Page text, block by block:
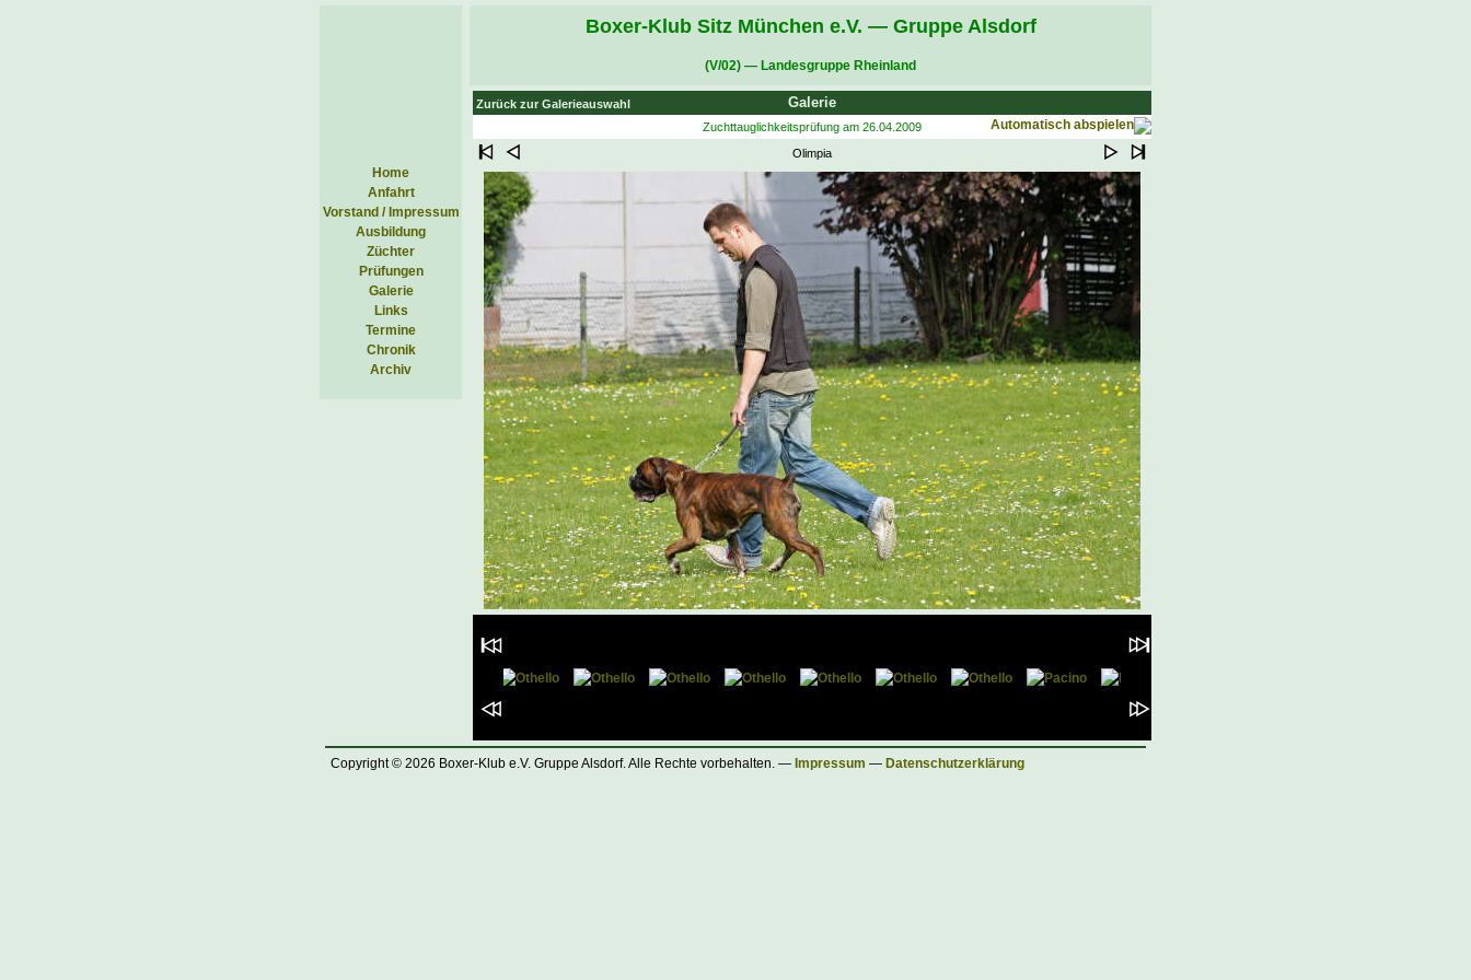
Home
Anfahrt
Vorstand / Impressum
Ausbildung
Züchter
Prüfungen
Galerie
Links
Termine
Chronik
Archiv
Boxer-Klub Sitz München e.V. — Gruppe Alsdorf
(V/02) — Landesgruppe Rheinland
Zurück zur Galerieauswahl Galerie
Zuchttauglichkeitsprüfung am 26.04.2009 Automatisch abspielen
Olimpia
Copyright © 2026 Boxer-Klub e.V. Gruppe Alsdorf. Alle Rechte vorbehalten. — Impressum — Datenschutzerklärung